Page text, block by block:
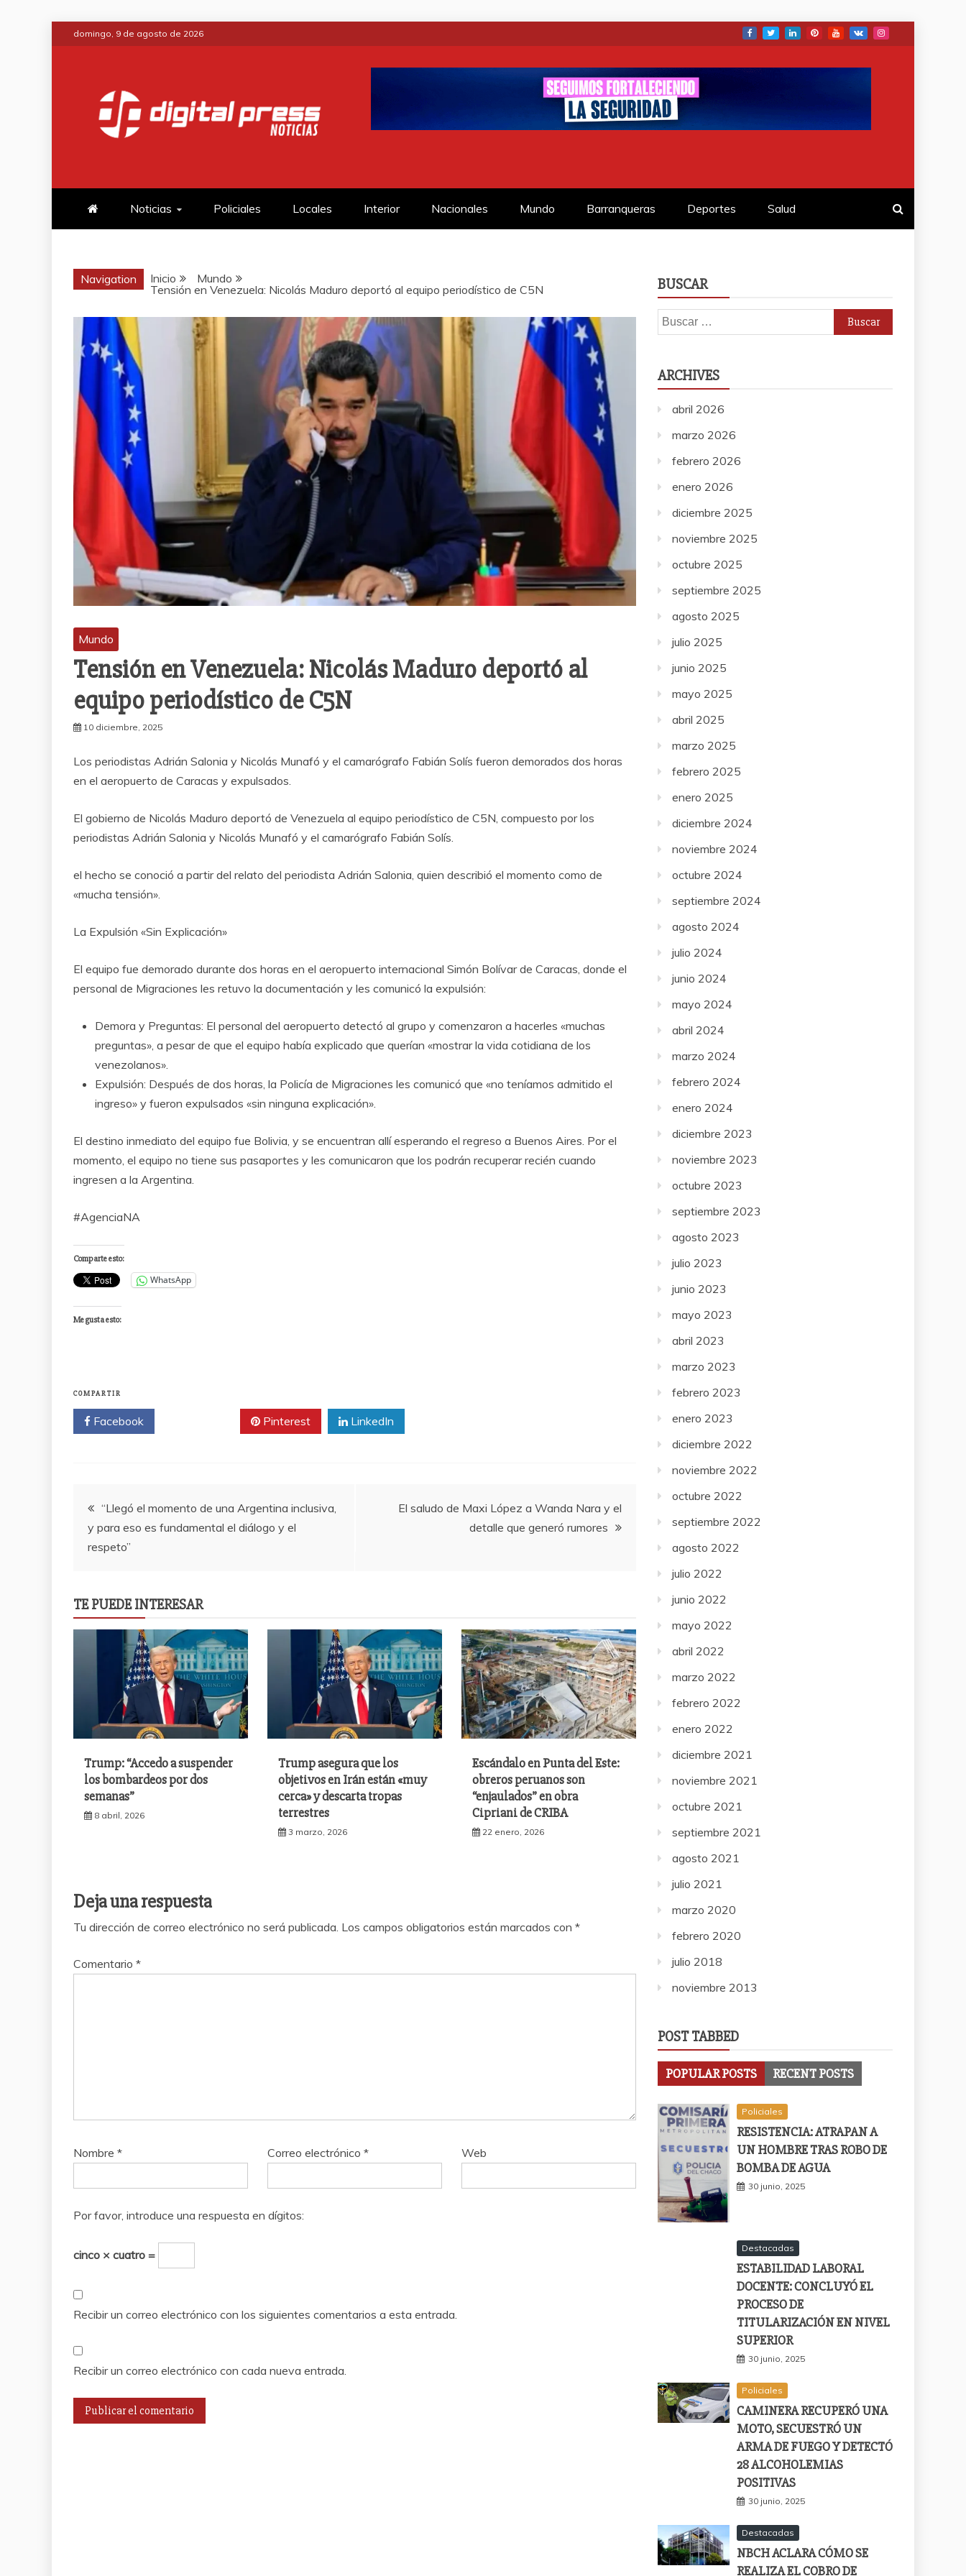
Saltar
al
domingo, 9 de agosto de 2026
DIGITAL PRESS
Noticias Policiales Locales Interior Nacionales Mundo Barranqueras Deportes Salud
Navigation Inicio
Mundo
Tensión en Venezuela: Nicolás Maduro deportó al equipo periodístico de C5N
Mundo
Tensión en Venezuela: Nicolás Maduro deportó al
equipo periodístico de C5N
10 diciembre, 2025
Los periodistas Adrián Salonia y Nicolás Munafó y el camarógrafo Fabián Solís fueron demorados dos horas
en el aeropuerto de Caracas y expulsados.
El gobierno de Nicolás Maduro deportó de Venezuela al equipo periodístico de C5N, compuesto por los
periodistas Adrián Salonia y Nicolás Munafó y el camarógrafo Fabián Solís.
el hecho se conoció a partir del relato del periodista Adrián Salonia, quien describió el momento como de
«mucha tensión».
La Expulsión «Sin Explicación»
El equipo fue demorado durante dos horas en el aeropuerto internacional Simón Bolívar de Caracas, donde el
personal de Migraciones les retuvo la documentación y les comunicó la expulsión:
Demora y Preguntas: El personal del aeropuerto detectó al grupo y comenzaron a hacerles «muchas
preguntas», a pesar de que el equipo había explicado que querían «mostrar la vida cotidiana de los
venezolanos».
Expulsión: Después de dos horas, la Policía de Migraciones les comunicó que «no teníamos admitido el
ingreso» y fueron expulsados «sin ninguna explicación».
El destino inmediato del equipo fue Bolivia, y se encuentran allí esperando el regreso a Buenos Aires. Por el
momento, el equipo no tiene sus pasaportes y les comunicaron que los podrán recuperar recién cuando
ingresen a la Argentina.
#AgenciaNA
Comparte esto:
WhatsApp
Me gusta esto:
COMPARTIR
Facebook Pinterest LinkedIn
Navegación
de
“Llegó el momento de una Argentina inclusiva,
y para eso es fundamental el diálogo y el
respeto”
El saludo de Maxi López a Wanda Nara y el
detalle que generó rumores
TE PUEDE INTERESAR
Trump: “Accedo a suspender
los bombardeos por dos
semanas”
8 abril, 2026
Trump asegura que los
objetivos en Irán están «muy
cerca» y descarta tropas
terrestres
3 marzo, 2026
Escándalo en Punta del Este:
obreros peruanos son
“enjaulados” en obra
Cipriani de CRIBA
22 enero, 2026
Deja una respuesta
Tu dirección de correo electrónico no será publicada. Los campos obligatorios están marcados con *
Comentario *
Nombre * Correo electrónico* Web
Por favor, introduce una respuesta en dígitos:
cinco × cuatro =
Recibir un correo electrónico con los siguientes comentarios a esta entrada.
Recibir un correo electrónico con cada nueva entrada.
BUSCAR
Buscar:
ARCHIVES
abril 2026
marzo 2026
febrero 2026
enero 2026
diciembre 2025
noviembre 2025
octubre 2025
septiembre 2025
agosto 2025
julio 2025
junio 2025
mayo 2025
abril 2025
marzo 2025
febrero 2025
enero 2025
diciembre 2024
noviembre 2024
octubre 2024
septiembre 2024
agosto 2024
julio 2024
junio 2024
mayo 2024
abril 2024
marzo 2024
febrero 2024
enero 2024
diciembre 2023
noviembre 2023
octubre 2023
septiembre 2023
agosto 2023
julio 2023
junio 2023
mayo 2023
abril 2023
marzo 2023
febrero 2023
enero 2023
diciembre 2022
noviembre 2022
octubre 2022
septiembre 2022
agosto 2022
julio 2022
junio 2022
mayo 2022
abril 2022
marzo 2022
febrero 2022
enero 2022
diciembre 2021
noviembre 2021
octubre 2021
septiembre 2021
agosto 2021
julio 2021
marzo 2020
febrero 2020
julio 2018
noviembre 2013
POST TABBED
POPULAR POSTS RECENT POSTS
Policiales
RESISTENCIA: ATRAPAN A
UN HOMBRE TRAS ROBO DE
BOMBA DE AGUA
30 junio, 2025
Destacadas
ESTABILIDAD LABORAL
DOCENTE: CONCLUYÓ EL
PROCESO DE
TITULARIZACIÓN EN NIVEL
SUPERIOR
30 junio, 2025
Policiales
CAMINERA RECUPERÓ UNA
MOTO, SECUESTRÓ UN
ARMA DE FUEGO Y DETECTÓ
28 ALCOHOLEMIAS
POSITIVAS
30 junio, 2025
Destacadas
NBCH ACLARA CÓMO SE
REALIZA EL COBRO DE